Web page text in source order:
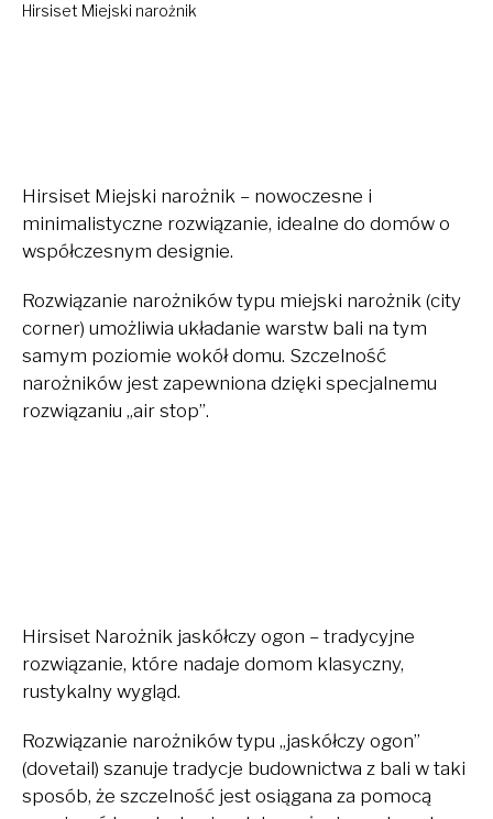
Hirsiset Miejski narożnik
Hirsiset Miejski narożnik – nowoczesne i
minimalistyczne rozwiązanie, idealne do domów o
współczesnym designie.
Rozwiązanie narożników typu miejski narożnik (city
corner) umożliwia układanie warstw bali na tym
samym poziomie wokół domu. Szczelność
narożników jest zapewniona dzięki specjalnemu
rozwiązaniu „air stop”.
Hirsiset Narożnik jaskółczy ogon – tradycyjne
rozwiązanie, które nadaje domom klasyczny,
rustykalny wygląd.
Rozwiązanie narożników typu „jaskółczy ogon”
(dovetail) szanuje tradycje budownictwa z bali w taki
sposób, że szczelność jest osiągana za pomocą